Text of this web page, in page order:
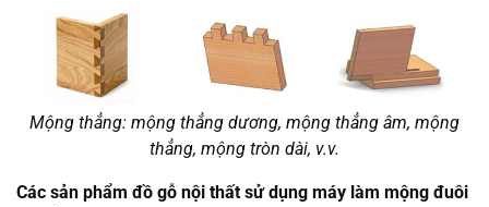
Mộng thẳng: mộng thẳng dương, mộng thẳng âm, mộng
thẳng, mộng tròn dài, v.v.
Các sản phẩm đồ gỗ nội thất sử dụng máy làm mộng đuôi